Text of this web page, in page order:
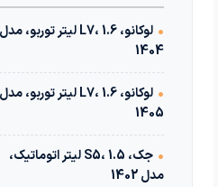
•
لوکانو، L7، 1.6 لیتر توربو، مدل
1404
•
لوکانو، L7، 1.6 لیتر توربو، مدل
1405
•
جک، S5، 1.5 لیتر اتوماتیک،
مدل 1402